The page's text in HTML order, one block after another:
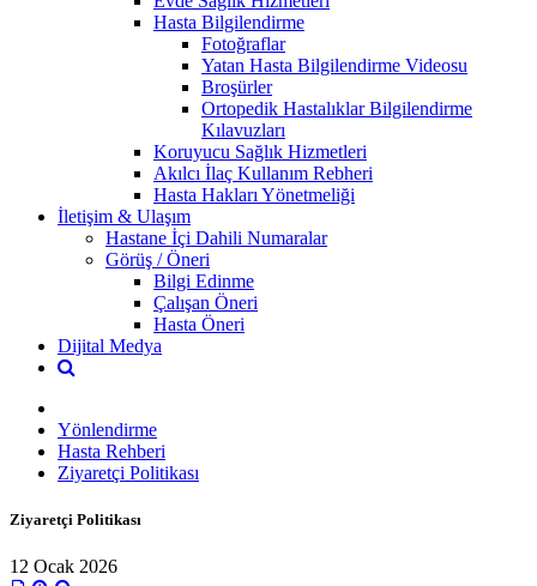
Hasta Bilgilendirme
Fotoğraflar
Yatan Hasta Bilgilendirme Videosu
Broşürler
Ortopedik Hastalıklar Bilgilendirme
Kılavuzları
Koruyucu Sağlık Hizmetleri
Akılcı İlaç Kullanım Rebheri
Hasta Hakları Yönetmeliği
İletişim & Ulaşım
Hastane İçi Dahili Numaralar
Görüş / Öneri
Bilgi Edinme
Çalışan Öneri
Hasta Öneri
Dijital Medya
Yönlendirme
Hasta Rehberi
Ziyaretçi Politikası
Ziyaretçi Politikası
12 Ocak 2026